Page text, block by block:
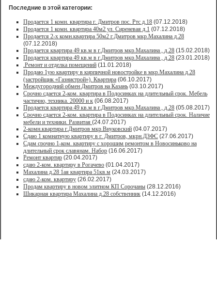
Последние в этой категории:
Продается 1 комн. квартира г. Дмитров пос. Ртс д.18 (07.12.2018)
Продается 1 комн. квартира 40м2 ул. Сиреневая д.1 (07.12.2018)
Продается 2-х комн.квартира 50м2 г.Дмитров мкр.Махалина д.28
(07.12.2018)
Продается квартира 49 кв.м в г.Дмитров мкр.Махалина , д.28 (15.02.2018)
Продается квартира 49 кв.м в г.Дмитров мкр.Махалина , д.28 (23.01.2018)
.Ремонт и отделка помещений (11.01.2018)
Продаю 1ую квартиру в кирпичной новостройке в мкр.Махалина д.28
(застройщик «Газнистрой»). Квартира (06.10.2017)
Междугородний обмен Дмитров на Казань (03.10.2017)
Срочно сдается 2-ком. квартира в Подосинках на длительный срок. Мебель
частично, техника. 20000 и к (06.08.2017)
Продается квартира 49 кв.м в г.Дмитров мкр.Махалина , д.28 (05.08.2017)
Срочно сдается 2-ком. квартира в Подосинках на длительный срок. Наличие
мебели и техники. Развитая (24.07.2017)
2-комн.квартира г.Дмитров мкр.Внуковский (04.07.2017)
Сдаю 1 комнатную квартиру в г. Дмитров, мкрн.ДЗФС (27.06.2017)
Сдам срочно 1-ком. квартиру с хорошим ремонтом в Новосиньково на
длительный срок славянам. Набор (16.06.2017)
Ремонт квартир (20.04.2017)
сдаю 2-ком. квартиру в Рогачево (01.04.2017)
Махалина д.28 1ая квартира 51кв.м (24.03.2017)
сдаю 2-ком. квартиру (26.02.2017)
Продам квартиру в новом элитном КП Сорочаны (28.12.2016)
Шикарная квартира Махалина д.28 собственник (14.12.2016)